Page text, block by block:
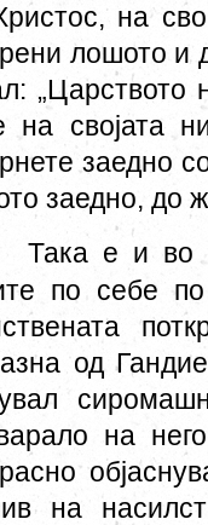
на
лошото и
„Царството
на својата
заедно
заедно, до
Така е и
те по себе
од
на
на